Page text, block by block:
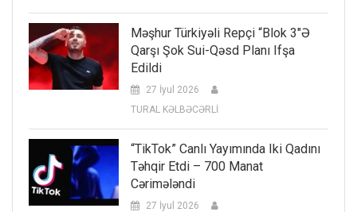
Məşhur Türkiyəli Repçi “Blok 3″ə
Qarşı Şok Sui-Qəsd Planı Ifşa
Edildi
27 İyul 2026
TURAL KƏLBƏCƏRLİ
“TikTok” Canlı Yayımında Iki Qadını
Təhqir Etdi – 700 Manat
Cərimələndi
27 İyul 2026